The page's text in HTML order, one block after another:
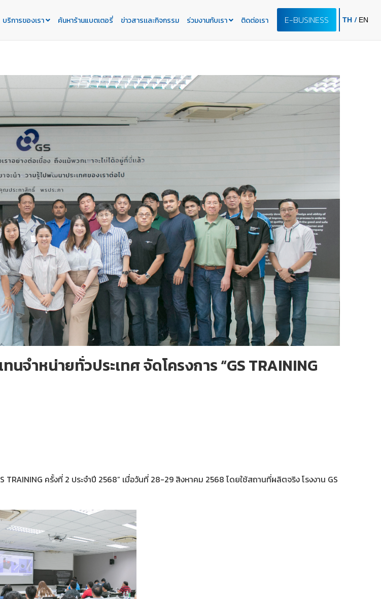
บริการของเรา ค้นหาร้านแบตเตอรี่ ข่าวสารเเละกิจกรรม ร่วมงานกับเรา ติดต่อเรา E-BUSINESS TH / EN
จำหน่ายทั่วประเทศ จัดโครงการ “GS TRAINING
ครั้งที่ 2 ประจำปี 2568” เมื่อวันที่ 28-29 สิงหาคม 2568 โดยใช้สถานที่ผลิตจริง โรงงาน GS